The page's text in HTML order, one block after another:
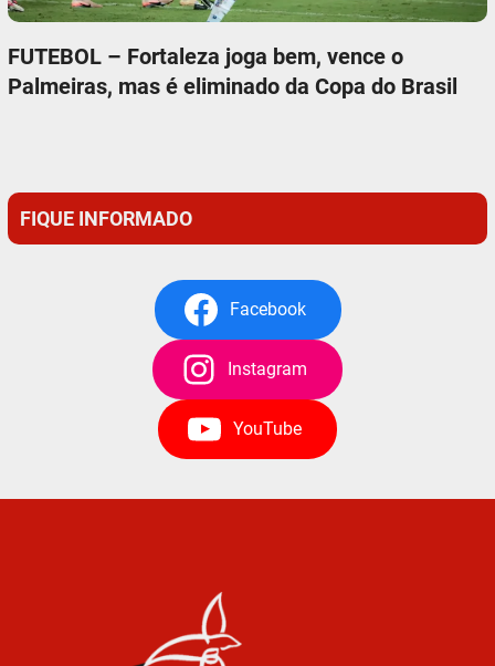
FUTEBOL – Fortaleza joga bem, vence o
Palmeiras, mas é eliminado da Copa do Brasil
FIQUE INFORMADO
Facebook
Instagram
YouTube